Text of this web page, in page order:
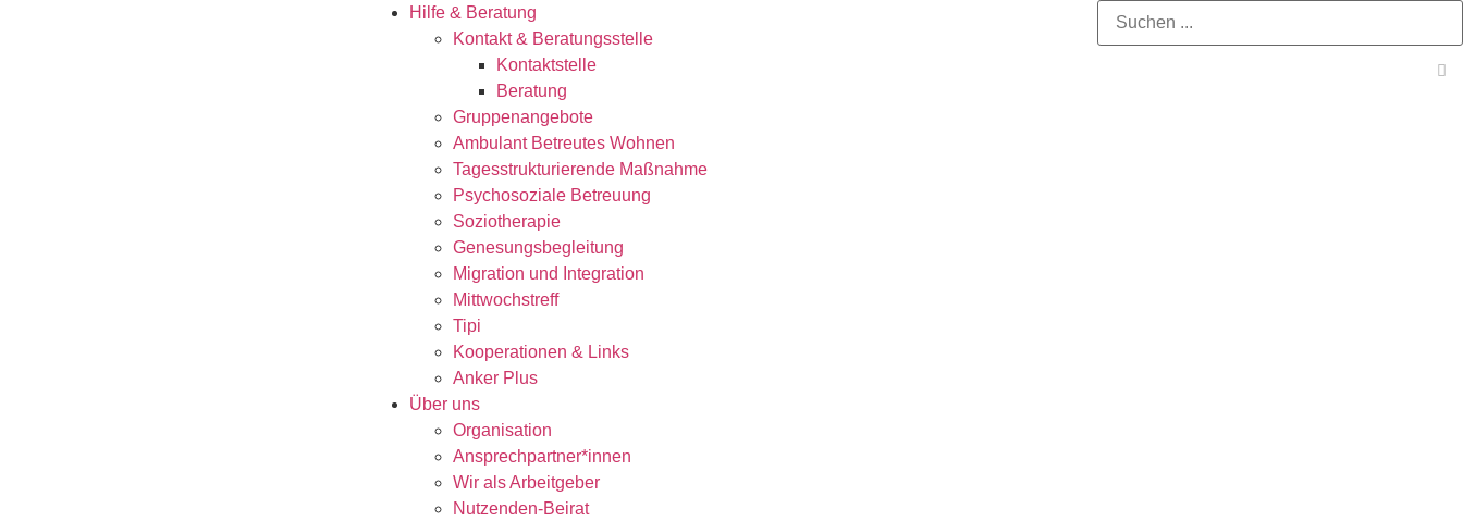
Hilfe & Beratung
Kontakt & Beratungsstelle
Kontaktstelle
Beratung
Gruppenangebote
Ambulant Betreutes Wohnen
Tagesstrukturierende Maßnahme
Psychosoziale Betreuung
Soziotherapie
Genesungsbegleitung
Migration und Integration
Mittwochstreff
Tipi
Kooperationen & Links
Anker Plus
Über uns
Organisation
Ansprechpartner*innen
Wir als Arbeitgeber
Nutzenden-Beirat